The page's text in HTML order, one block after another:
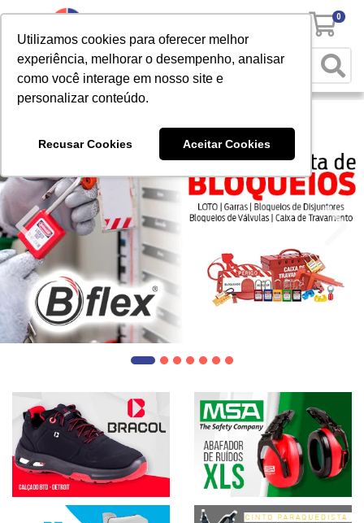
Utilizamos cookies para oferecer melhor
experiência, melhorar o desempenho, analisar
como você interage em nosso site e
personalizar conteúdo.
Recusar Cookies Aceitar Cookies
0